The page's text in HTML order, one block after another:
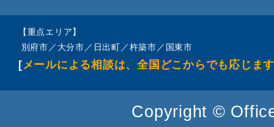
【重点エリア】
別府市／大分市／日出町／杵築市／国東市
[メールによる相談は、全国どこからでも応じま
Copyright ©